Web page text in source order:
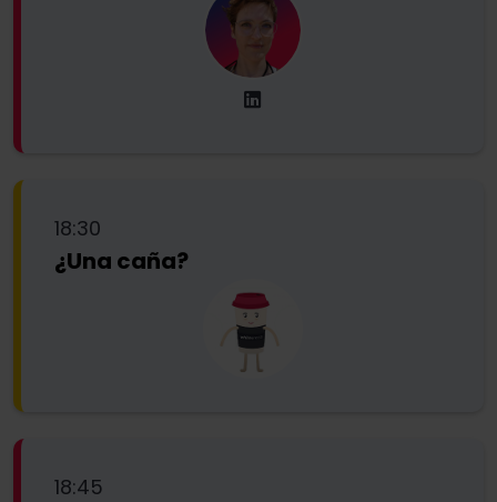
18:30
¿Una caña?
18:45